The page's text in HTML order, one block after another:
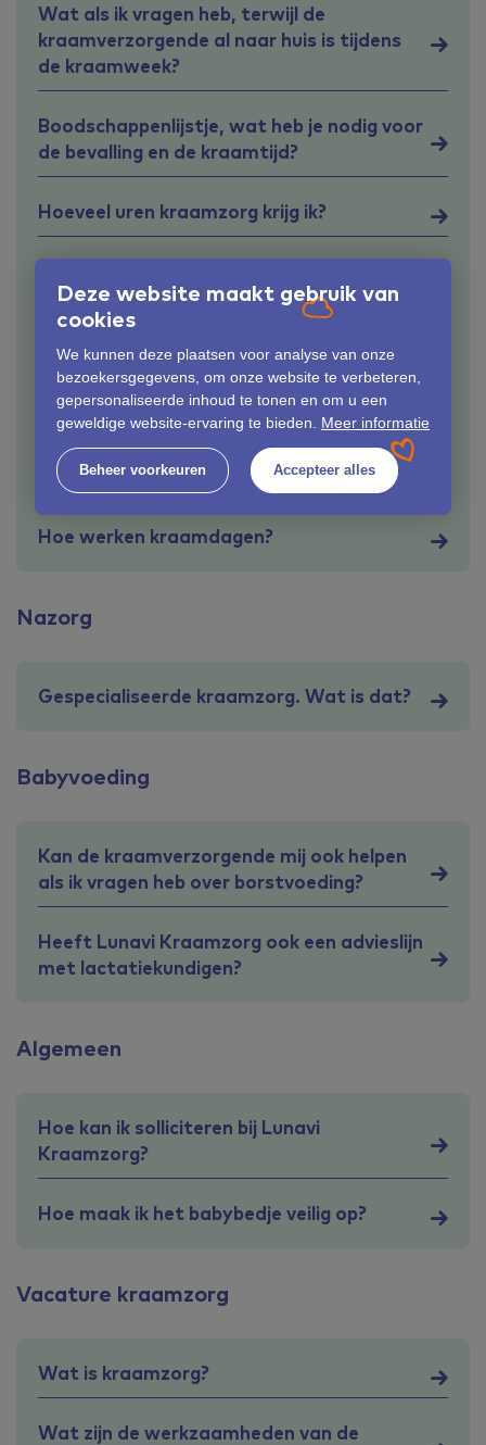
Deze website maakt gebruik van
cookies
We kunnen deze plaatsen voor analyse van onze
bezoekersgegevens, om onze website te verbeteren,
gepersonaliseerde inhoud te tonen en om u een
geweldige website-ervaring te bieden. Meer informatie
Beheer voorkeuren Accepteer alles
Wat als ik vragen heb, terwijl de
kraamverzorgende al naar huis is tijdens
de kraamweek?
Boodschappenlijstje, wat heb je nodig voor
de bevalling en de kraamtijd?
Hoeveel uren kraamzorg krijg ik?
Wat kost kraamzorg?
Wat zijn de taken van de
kraamverzorgende?
Verzekerd via de Zilveren Kruisgroep?
Hoe werken kraamdagen?
Nazorg
Gespecialiseerde kraamzorg. Wat is dat?
Babyvoeding
Kan de kraamverzorgende mij ook helpen
als ik vragen heb over borstvoeding?
Heeft Lunavi Kraamzorg ook een advieslijn
met lactatiekundigen?
Algemeen
Hoe kan ik solliciteren bij Lunavi
Kraamzorg?
Hoe maak ik het babybedje veilig op?
Vacature kraamzorg
Wat is kraamzorg?
Wat zijn de werkzaamheden van de